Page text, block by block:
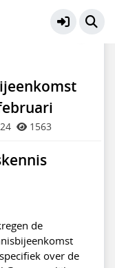
1563
de
over de